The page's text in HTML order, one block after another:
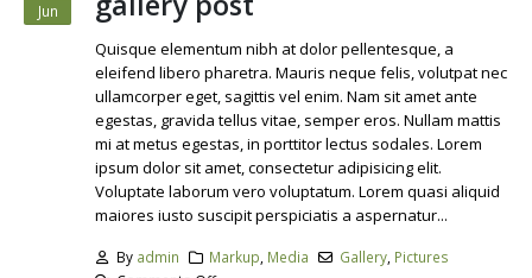
Jun
Quisque elementum nibh at dolor pellentesque, a
eleifend libero pharetra. Mauris neque felis, volutpat nec
ullamcorper eget, sagittis vel enim. Nam sit amet ante
egestas, gravida tellus vitae, semper eros. Nullam mattis
mi at metus egestas, in porttitor lectus sodales. Lorem
ipsum dolor sit amet, consectetur adipisicing elit.
Voluptate laborum vero voluptatum. Lorem quasi aliquid
maiores iusto suscipit perspiciatis a aspernatur...
By admin Markup Media Gallery Pictures